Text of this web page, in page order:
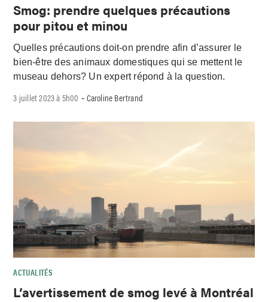
Smog: prendre quelques précautions
pour pitou et minou
Quelles précautions doit-on prendre afin d’assurer le
bien-être des animaux domestiques qui se mettent le
museau dehors? Un expert répond à la question.
3 juillet 2023 à 5h00 - Caroline Bertrand
ACTUALITÉS
L’avertissement de smog levé à Montréal